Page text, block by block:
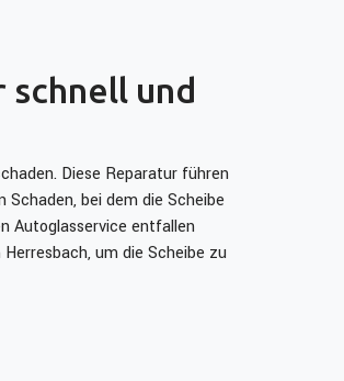
schnell und
Diese Reparatur führen
bei dem die Scheibe
Autoglasservice entfallen
um die Scheibe zu